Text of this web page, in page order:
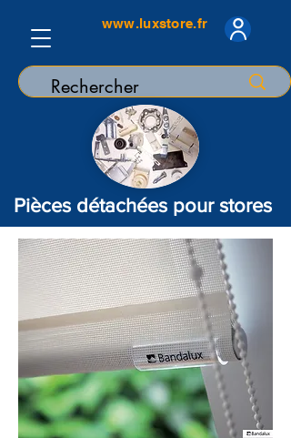
www.luxstore.fr
Pièces détachées pour stores